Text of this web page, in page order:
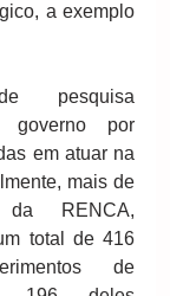
a exemplo
pesquisa
governo por
em atuar na
mais de
RENCA,
total de 416
de